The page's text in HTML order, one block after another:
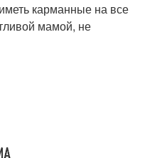
карманные на все
мамой, не